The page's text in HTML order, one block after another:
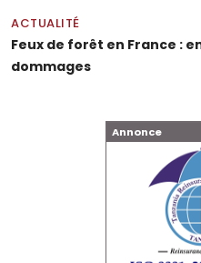
ACTUALITÉ
Feux de forêt en France :
dommages
Annonce